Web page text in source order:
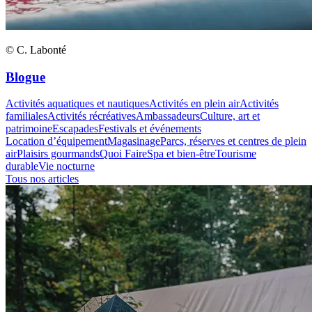
© C. Labonté
Blogue
Activités aquatiques et nautiquesActivités en plein airActivités
familialesActivités récréativesAmbassadeursCulture, art et
patrimoineEscapadesFestivals et événements
Location d’équipementMagasinageParcs, réserves et centres de plein
airPlaisirs gourmandsQuoi FaireSpa et bien-êtreTourisme
durableVie nocturne
Tous nos articles